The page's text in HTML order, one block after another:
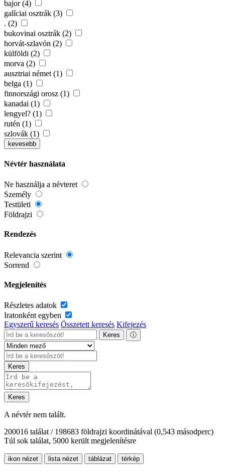
bajor (4)
galíciai osztrák (3)
. (2)
bukovinai osztrák (2)
horvát-szlavón (2)
külföldi (2)
morva (2)
ausztriai német (1)
belga (1)
finnországi orosz (1)
kanadai (1)
lengyel? (1)
rutén (1)
szlovák (1)
kevesebb
Névtér használata
Ne használja a névteret
Személy
Testületi
Földrajzi
Rendezés
Relevancia szerint
Sorrend
Megjelenítés
Részletes adatok
Iratonként egyben
Egyszerű keresés Összetett keresés Kifejezés
Keres ⓘ
Keres
Keres
A névtér nem talált.
200016 találat / 198683 földrajzi koordinátával (0,543 másodperc)
Túl sok találat, 5000 került megjelenítésre
ikon nézet lista nézet táblázat térkép